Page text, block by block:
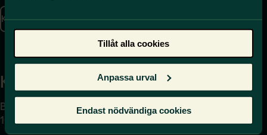
Tillåt alla cookies
Anpassa urval
Endast nödvändiga cookies
Kontakta oss
Presskontakt
Kansli
Box 17061
104 62 Stockholm